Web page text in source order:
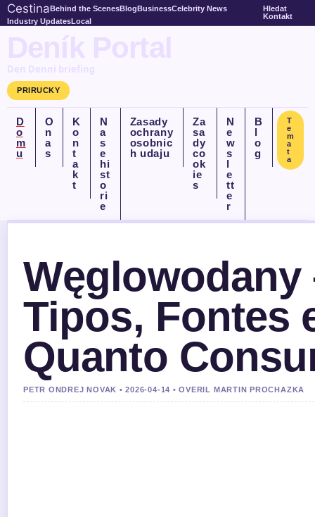
CestinaBehind the ScenesBlogBusinessCelebrity News
Industry UpdatesLocal
Hledat
Kontakt
Deník Portal
Den Denni briefing
PRIRUCKY
D
o
m
u
O
n
a
s
K
o
n
t
a
k
t
N
a
s
e
hi
st
o
ri
e
Zasady
ochrany
osobnic
h udaju
Za
sa
dy
co
ok
ie
s
N
e
w
s
l
e
tt
e
r
B
l
o
g
T
e
m
a
t
a
Węglowodany
Tipos, Fontes
Quanto
PETR ONDREJ NOVAK • 2026-04-14 • OVERIL MARTIN PROCHAZKA